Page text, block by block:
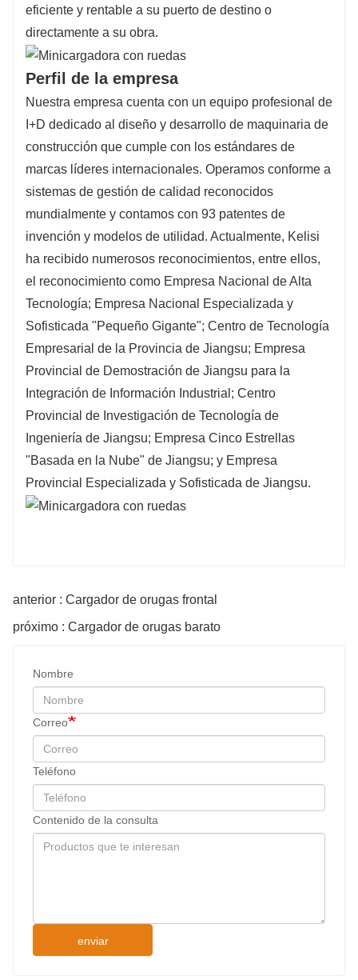
eficiente y rentable a su puerto de destino o
directamente a su obra.
Perfil de la empresa
Nuestra empresa cuenta con un equipo profesional de
I+D dedicado al diseño y desarrollo de maquinaria de
construcción que cumple con los estándares de
marcas líderes internacionales. Operamos conforme a
sistemas de gestión de calidad reconocidos
mundialmente y contamos con 93 patentes de
invención y modelos de utilidad. Actualmente, Kelisi
ha recibido numerosos reconocimientos, entre ellos,
el reconocimiento como Empresa Nacional de Alta
Tecnología; Empresa Nacional Especializada y
Sofisticada "Pequeño Gigante"; Centro de Tecnología
Empresarial de la Provincia de Jiangsu; Empresa
Provincial de Demostración de Jiangsu para la
Integración de Información Industrial; Centro
Provincial de Investigación de Tecnología de
Ingeniería de Jiangsu; Empresa Cinco Estrellas
"Basada en la Nube" de Jiangsu; y Empresa
Provincial Especializada y Sofisticada de Jiangsu.
anterior : Cargador de orugas frontal
próximo : Cargador de orugas barato
Nombre
Correo
Teléfono
Contenido de la consulta
enviar